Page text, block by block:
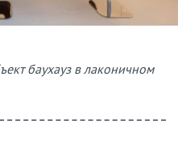
баухауз в лаконичном